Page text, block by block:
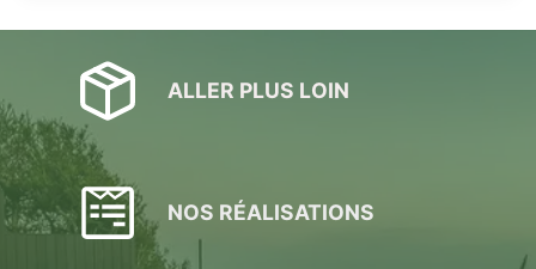
ALLER PLUS LOIN
NOS RÉALISATIONS